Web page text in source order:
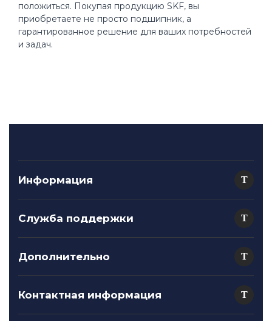
положиться. Покупая продукцию SKF, вы
приобретаете не просто подшипник, а
гарантированное решение для ваших потребностей
и задач.
Информация
Служба поддержки
Дополнительно
Контактная информация